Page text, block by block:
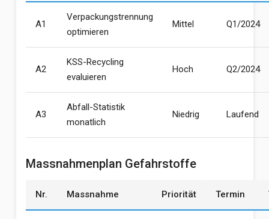
A1
Verpackungstrennung
optimieren
Mittel Q1/2024
A2
KSS-Recycling
evaluieren
Hoch Q2/2024
A3
Abfall-Statistik
monatlich
Niedrig Laufend
Massnahmenplan Gefahrstoffe
Nr. Massnahme Priorität Termin